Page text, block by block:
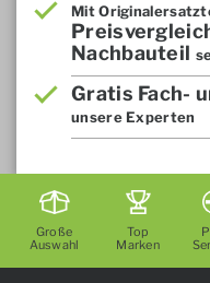
Mit
Nachbauteil
Gratis Fach-
unsere Experten
Große
Auswahl
Top
Marken